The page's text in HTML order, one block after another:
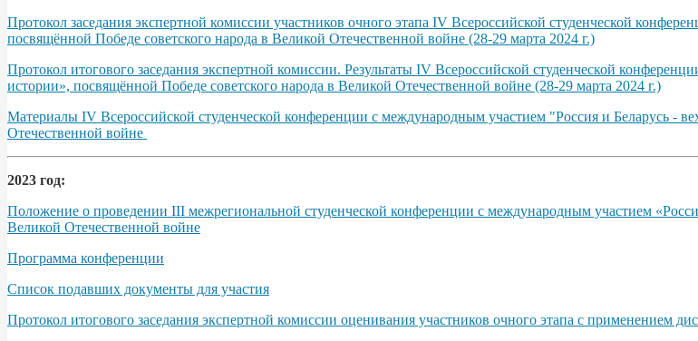
Протокол заседания экспертной комиссии участников очного этапа IV Всероссийской студенческой
посвящённой Победе советского народа в Великой Отечественной войне (28-29 марта 2024 г.)
Протокол итогового заседания экспертной комиссии. Результаты IV Всероссийской студенческой
истории», посвящённой Победе советского народа в Великой Отечественной войне (28-29 марта 2024 г.)
Материалы IV Всероссийской студенческой конференции с международным участием "Россия и Беларусь -
Отечественной войне
2023 год:
Положение о проведении III межрегиональной студенческой конференции с международным участием
Великой Отечественной войне
Программа конференции
Список подавших документы для участия
Протокол итогового заседания экспертной комиссии оценивания участников очного этапа с применением